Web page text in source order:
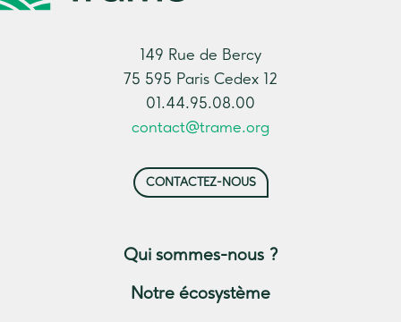
LABEL HAIE
Compta Multicapitaux
PLAACE – Déployer la
sensibilisation pour lutter contre le
changement climatique
149 Rue de Bercy
75 595 Paris Cedex 12
01.44.95.08.00
contact@trame.org
CONTACTEZ-NOUS
Qui sommes-nous ?
Notre écosystème